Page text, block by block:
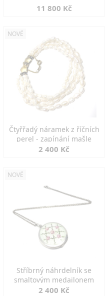
11 800 Kč
NOVÉ
Čtyřřadý náramek z říčních
perel - zapínání mašle
2 400 Kč
NOVÉ
Stříbrný náhrdelník se
smaltovým medailonem
2 400 Kč